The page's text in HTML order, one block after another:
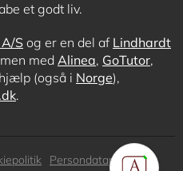
et godt liv.
S og er en del af Lindhardt
med Alinea, GoTutor,
(også i Norge),
.
Persondatapolitik